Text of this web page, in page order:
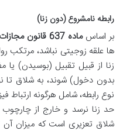
رابطه نامشروع (دون زنا)
بر اساسماده 637 قانون مجازات اسلامی
ها علقه زوجیتی نباشد، مرتکب
زنا از قبیل تقبیل (بوسیدن)
بدون دخول) شوند، به شلاق تا
نوع رابطه، شامل هرگونه
حد زنا نرسد و خارج از
شلاق تعزیری است که میزان